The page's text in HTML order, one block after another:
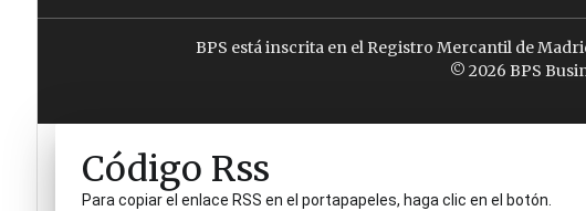
BPS está inscrita en el Registro Mercantil de
© 2026 BPS
Código Rss
Para copiar el enlace RSS en el portapapeles, haga clic en el botón.